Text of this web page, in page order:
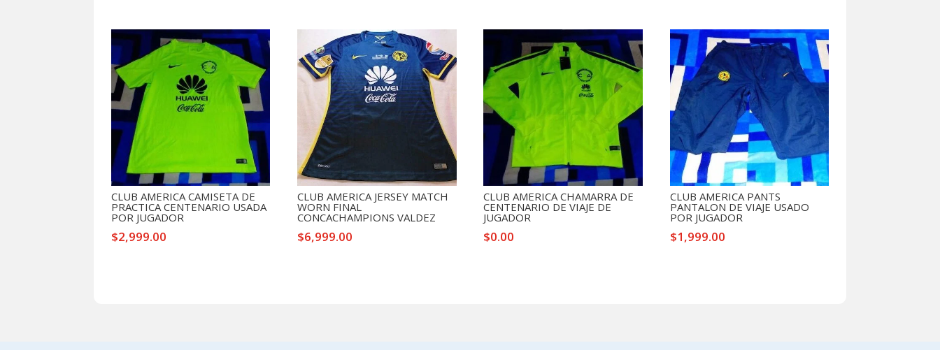
CLUB AMERICA CAMISETA DE
PRACTICA CENTENARIO USADA
POR JUGADOR
$2,999.00
CLUB AMERICA JERSEY MATCH
WORN FINAL
CONCACHAMPIONS VALDEZ
$6,999.00
CLUB AMERICA CHAMARRA DE
CENTENARIO DE VIAJE DE
JUGADOR
$0.00
CLUB AMERICA PANTS
PANTALON DE VIAJE USADO
POR JUGADOR
$1,999.00